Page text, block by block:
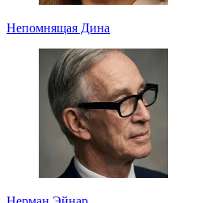
Непомнящая Дина